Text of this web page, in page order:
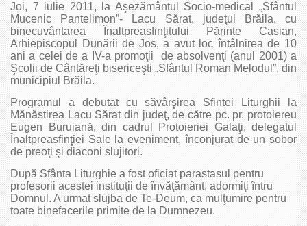
Joi, 7 iulie 2011, la Aşezământul Socio-medical „Sfântul
Mucenic Pantelimon”- Lacu Sărat, judeţul Brăila, cu
binecuvântarea Înaltpreasfinţitului Părinte Casian,
Arhiepiscopul Dunării de Jos, a avut loc întâlnirea de 10
ani a celei de a IV-a promoţii de absolvenţi (anul 2001) a
Şcolii de Cântăreţi bisericeşti „Sfântul Roman Melodul”, din
municipiul Brăila.
Programul a debutat cu săvârşirea Sfintei Liturghii la
Mănăstirea Lacu Sărat din judeţ, de către pc. pr. protoiereu
Eugen Buruiană, din cadrul Protoieriei Galaţi, delegatul
Înaltpreasfinţiei Sale la eveniment, înconjurat de un sobor
de preoţi şi diaconi slujitori.
După Sfânta Liturghie a fost oficiat parastasul pentru
profesorii acestei instituţii de învăţământ, adormiţi întru
Domnul. A urmat slujba de Te-Deum, ca mulţumire pentru
toate binefacerile primite de la Dumnezeu.